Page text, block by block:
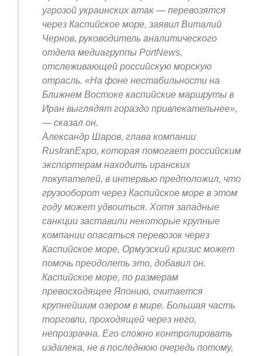
угрозой украинских атак — перевозятся
через Каспийское море, заявил Виталий
Чернов, руководитель аналитического
отдела медиагруппы PortNews,
отслеживающей российскую морскую
отрасль. «На фоне нестабильности на
Ближнем Востоке каспийские маршруты в
Иран выглядят гораздо привлекательнее»,
— сказал он.
Александр Шаров, глава компании
RusIranExpo, которая помогает российским
экспортерам находить иранских
покупателей, в интервью предположил, что
грузооборот через Каспийское море в этом
году может удвоиться. Хотя западные
санкции заставили некоторые крупные
компании опасаться перевозок через
Каспийское море, Ормузский кризис может
помочь преодолеть это, добавил он.
Каспийское море, по размерам
превосходящее Японию, считается
крупнейшим озером в мире. Большая часть
торговли, проходящей через него,
непрозрачна. Его сложно контролировать
издалека, не в последнюю очередь потому,